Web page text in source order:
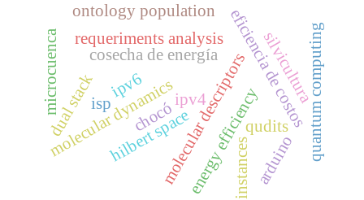
cosecha de energía
ipv6 ipv4
energy efficiency
molecular descriptors
molecular dynamics eficiencia de costosquantum computing
qudits
hilbert space
silvicultura
requeriments analysis
instances
ontology population
dual stackisp chocó
arduino
microcuenca